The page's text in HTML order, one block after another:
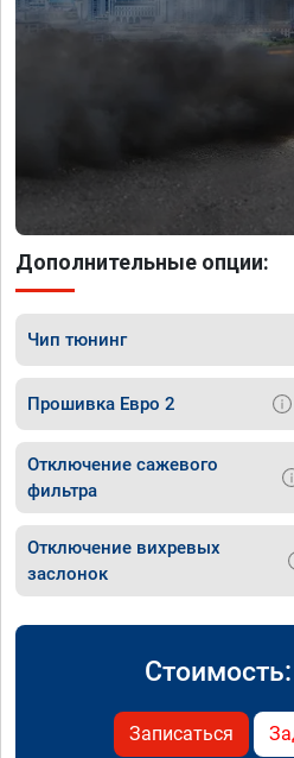
Дополнительные опции:
Чип тюнинг
Прошивка Евро 2
Отключение сажевого
фильтра
Отключение вихревых
заслонок
Стоимость:
Записаться